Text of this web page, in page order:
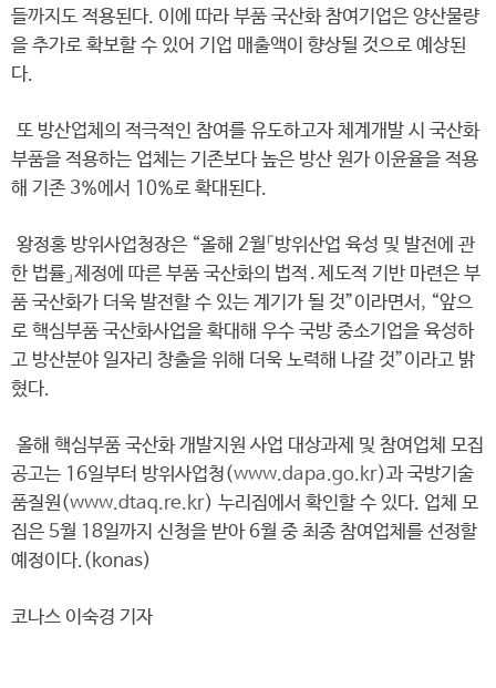
들까지도 적용된다. 이에 따라 부품 국산화 참여기업은 양산물량
을 추가로 확보할 수 있어 기업 매출액이 향상될 것으로 예상된
다.
또 방산업체의 적극적인 참여를 유도하고자 체계개발 시 국산화
부품을 적용하는 업체는 기존보다 높은 방산 원가 이윤율을 적용
해 기존 3%에서 10%로 확대된다.
왕정홍 방위사업청장은 “올해 2월「방위산업 육성 및 발전에 관
한 법률」제정에 따른 부품 국산화의 법적․제도적 기반 마련은 부
품 국산화가 더욱 발전할 수 있는 계기가 될 것”이라면서, “앞으
로 핵심부품 국산화사업을 확대해 우수 국방 중소기업을 육성하
고 방산분야 일자리 창출을 위해 더욱 노력해 나갈 것”이라고 밝
혔다.
올해 핵심부품 국산화 개발지원 사업 대상과제 및 참여업체 모집
공고는 16일부터 방위사업청(www.dapa.go.kr)과 국방기술
품질원(www.dtaq.re.kr) 누리집에서 확인할 수 있다. 업체 모
집은 5월 18일까지 신청을 받아 6월 중 최종 참여업체를 선정할
예정이다.(konas)
코나스 이숙경 기자